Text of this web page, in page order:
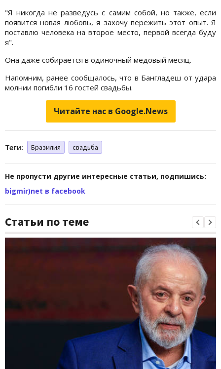
"Я никогда не разведусь с самим собой, но также, если
появится новая любовь, я захочу пережить этот опыт. Я
поставлю человека на второе место, первой всегда буду
я".
Она даже собирается в одиночный медовый месяц.
Напомним, ранее сообщалось, что в Бангладеш от удара
молнии погибли 16 гостей свадьбы.
Читайте нас в Google.News
Теги: Бразилия свадьба
Не пропусти другие интересные статьи, подпишись:
bigmir)net в facebook
Статьи по теме